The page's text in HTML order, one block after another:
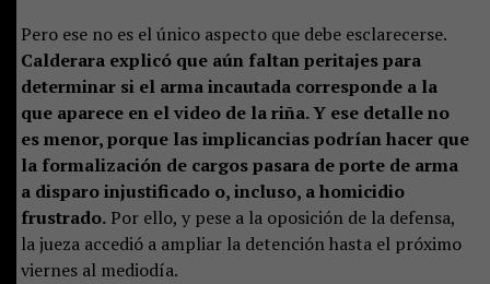
Pero ese no es el único aspecto que debe esclarecerse.
Calderara explicó que aún faltan peritajes para
determinar si el arma incautada corresponde a la
que aparece en el video de la riña. Y ese detalle no
es menor, porque las implicancias podrían hacer que
la formalización de cargos pasara de porte de arma
a disparo injustificado o, incluso, a homicidio
frustrado.Por ello, y pese a la oposición de la defensa,
la jueza accedió a ampliar la detención hasta el próximo
viernes al mediodía.